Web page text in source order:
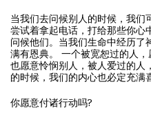
当我们去问候别人的时候，我们
尝试着拿起电话，打给那些你心
问候他们。当我们生命中经历了
满有恩典。 一个被宽恕过的人
也愿意怜悯别人，被人爱过的人
的时候，我们的内心也必定充满
你愿意付诸行动吗?